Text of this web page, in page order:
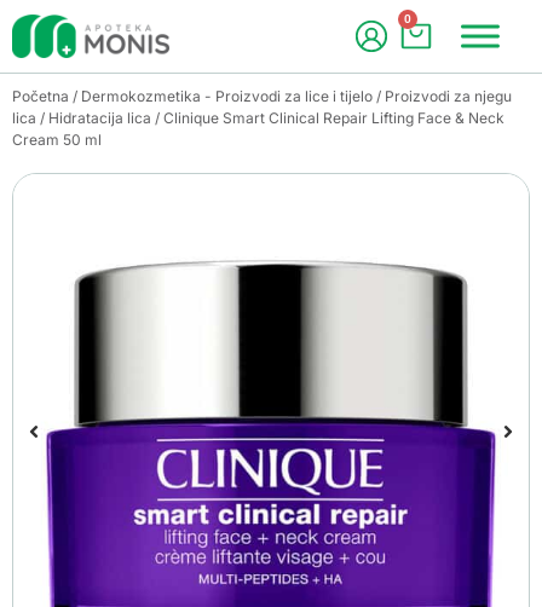
0
Početna / Dermokozmetika - Proizvodi za lice i tijelo / Proizvodi za njegu
lica / Hidratacija lica / Clinique Smart Clinical Repair Lifting Face & Neck
Cream 50 ml